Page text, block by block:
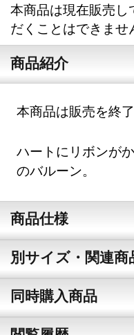
本商品は現在販売し
だくことはできませ
商品紹介
本商品は販売を終
ハートにリボンが
のバルーン。
商品仕様
別サイズ・関連商
同時購入商品